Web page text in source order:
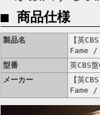
■ 商品仕様
製品名
【英
Fame
型番
英CBS
メーカー
【英
Fame